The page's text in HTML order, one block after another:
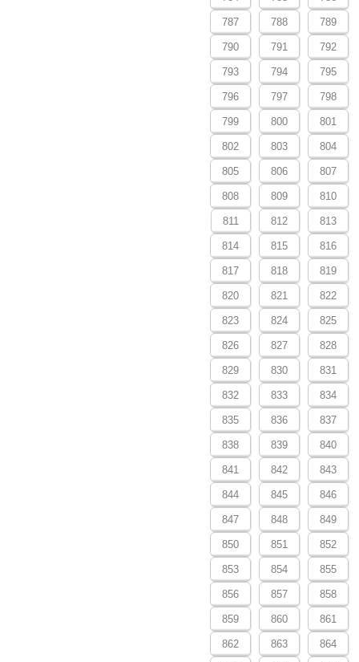
787 788 789
790 791 792
793 794 795
796 797 798
799 800 801
802 803 804
805 806 807
808 809 810
811 812 813
814 815 816
817 818 819
820 821 822
823 824 825
826 827 828
829 830 831
832 833 834
835 836 837
838 839 840
841 842 843
844 845 846
847 848 849
850 851 852
853 854 855
856 857 858
859 860 861
862 863 864